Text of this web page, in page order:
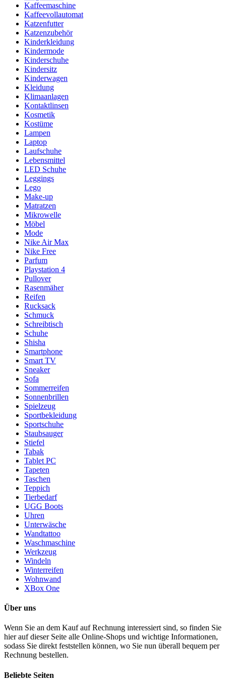
Kaffeemaschine
Kaffeevollautomat
Katzenfutter
Katzenzubehör
Kinderkleidung
Kindermode
Kinderschuhe
Kindersitz
Kinderwagen
Kleidung
Klimaanlagen
Kontaktlinsen
Kosmetik
Kostüme
Lampen
Laptop
Laufschuhe
Lebensmittel
LED Schuhe
Leggings
Lego
Make-up
Matratzen
Mikrowelle
Möbel
Mode
Nike Air Max
Nike Free
Parfum
Playstation 4
Pullover
Rasenmäher
Reifen
Rucksack
Schmuck
Schreibtisch
Schuhe
Shisha
Smartphone
Smart TV
Sneaker
Sofa
Sommerreifen
Sonnenbrillen
Spielzeug
Sportbekleidung
Sportschuhe
Staubsauger
Stiefel
Tabak
Tablet PC
Tapeten
Taschen
Teppich
Tierbedarf
UGG Boots
Uhren
Unterwäsche
Wandtattoo
Waschmaschine
Werkzeug
Windeln
Winterreifen
Wohnwand
XBox One
Über uns
Wenn Sie an dem Kauf auf Rechnung interessiert sind, so finden Sie
hier auf dieser Seite alle Online-Shops und wichtige Informationen,
sodass Sie direkt feststellen können, wo Sie nun überall bequem per
Rechnung bestellen.
Beliebte Seiten